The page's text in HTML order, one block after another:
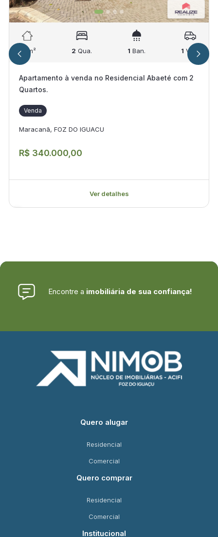
67 m² 2 Qua. 1 Ban. 1 Vag.
Apartamento à venda no Residencial Abaeté com 2
Quartos.
Venda
Maracanã, FOZ DO IGUACU
R$ 340.000,00
Ver detalhes
Encontre a imobiliária de sua confiança!
Quero alugar
Residencial
Comercial
Quero comprar
Residencial
Comercial
Institucional